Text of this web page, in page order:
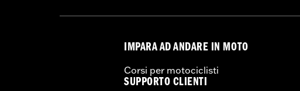
IMPARA AD ANDARE IN MOTO
Corsi per motociclisti
SUPPORTO CLIENTI